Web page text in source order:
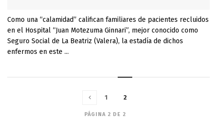
Como una “calamidad” califican familiares de pacientes recluidos
en el Hospital “Juan Motezuma Ginnari”, mejor conocido como
Seguro Social de La Beatriz (Valera), la estadía de dichos
enfermos en este ...
PÁGINA 2 DE 2
1 2